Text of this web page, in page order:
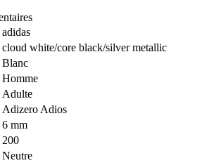
adidas
cloud white/core black/silver metallic
Blanc
Homme
Adulte
Adizero Adios
6 mm
200
Neutre